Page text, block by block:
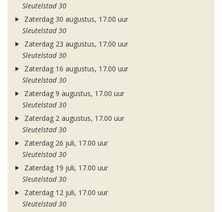
Sleutelstad 30
Zaterdag 30 augustus, 17.00 uur
Sleutelstad 30
Zaterdag 23 augustus, 17.00 uur
Sleutelstad 30
Zaterdag 16 augustus, 17.00 uur
Sleutelstad 30
Zaterdag 9 augustus, 17.00 uur
Sleutelstad 30
Zaterdag 2 augustus, 17.00 uur
Sleutelstad 30
Zaterdag 26 juli, 17.00 uur
Sleutelstad 30
Zaterdag 19 juli, 17.00 uur
Sleutelstad 30
Zaterdag 12 juli, 17.00 uur
Sleutelstad 30